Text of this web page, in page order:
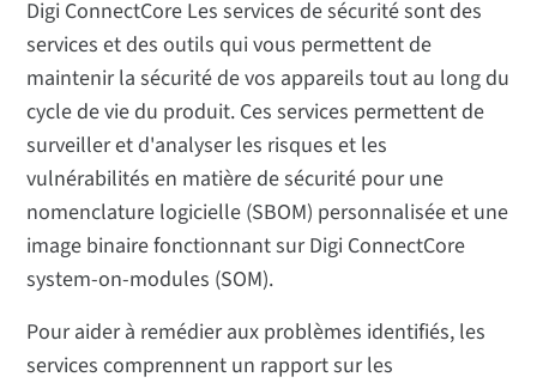
Digi ConnectCore Les services de sécurité sont des
services et des outils qui vous permettent de
maintenir la sécurité de vos appareils tout au long du
cycle de vie du produit. Ces services permettent de
surveiller et d'analyser les risques et les
vulnérabilités en matière de sécurité pour une
nomenclature logicielle (SBOM) personnalisée et une
image binaire fonctionnant sur Digi ConnectCore
system-on-modules (SOM).
Pour aider à remédier aux problèmes identifiés, les
services comprennent un rapport sur les